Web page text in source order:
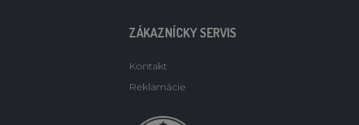
ZÁKAZNÍCKY SERVIS
Kontakt
Reklamácie